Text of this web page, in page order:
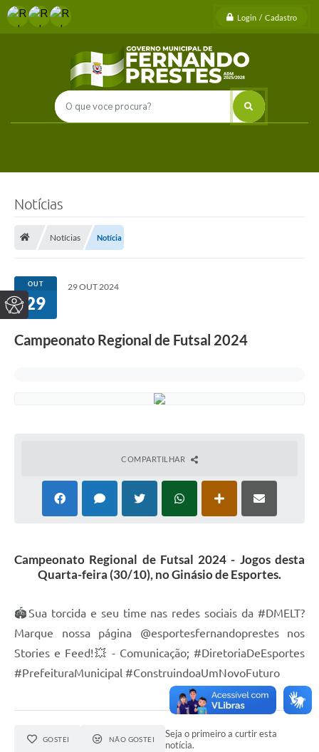
Login / Cadastro
Notícias
Notícias Notícia
OUT
29
29 OUT 2024
Campeonato Regional de Futsal 2024
COMPARTILHAR
Campeonato Regional de Futsal 2024 - Jogos desta
Quarta-feira (30/10), no Ginásio de Esportes.
🏟Sua torcida e seu time nas redes sociais da #DMELT?
Marque nossa página @esportesfernandoprestes nos
Stories e Feed!💥 - Comunicação; #DiretoriaDeEsportes
#PrefeituraMunicipal #ConstruindoaUmNovoFuturo
GOSTEI NÃO GOSTEI
Seja o primeiro a curtir esta
notícia.